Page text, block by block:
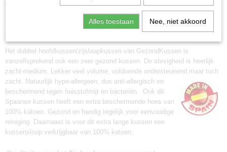
dan kan moeder wel wat ondersteuning gebruiken. Maar ook na de
zwangerschap is dit kussen een oplossing. Bijvoorbeeld als
voedingskussen! Het intieme moment van voeden in een ontspannen
Het dubbel hoofdkussen/zijslaapkussen van GezondKussen is
vanzelfsprekend ook een zeer gezond kussen. De stevigheid is heerlijk
zacht-medium. Lekker veel volume, voldoende ondersteunend maar toch
zacht. Natuurlijk hypo-allergeen, dus anti-allergisch en
beschermend tegen huisstofmijt en bacteriën. Ook dit
Spaanse kussen heeft een extra beschermende hoes van
100% katoen. Gezond en handig tegelijk voor eenvoudige
reiniging. Daarnaast is voor dit extra lange kussen een
kussensloop verkrijgbaar van 100% katoen.
Alles toestaan Nee, niet akkoord